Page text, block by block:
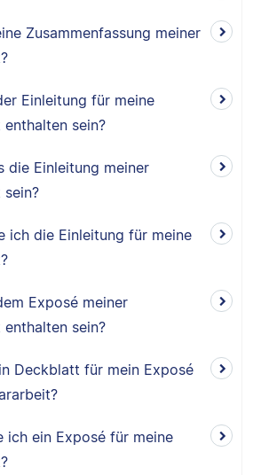
Zusammenfassung meiner
Einleitung für meine
sein?
die Einleitung meiner
sein?
ich die Einleitung für meine
Exposé meiner
sein?
Deckblatt für mein Exposé
ich ein Exposé für meine